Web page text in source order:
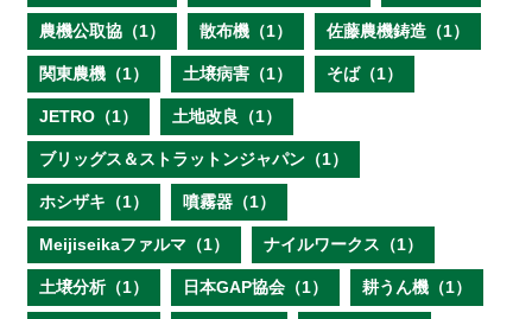
農機公取協（1） 散布機（1） 佐藤農機鋳造（1）
関東農機（1） 土壌病害（1） そば（1）
JETRO（1） 土地改良（1）
ブリッグス＆ストラットンジャパン（1）
ホシザキ（1） 噴霧器（1）
Meijiseikaファルマ（1） ナイルワークス（1）
土壌分析（1） 日本GAP協会（1） 耕うん機（1）